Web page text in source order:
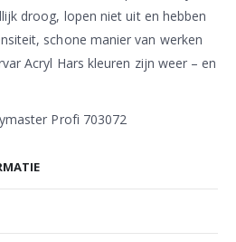
droog, lopen niet uit en hebben
schone manier van werken
Acryl Hars kleuren zijn weer – en
Profi 703072